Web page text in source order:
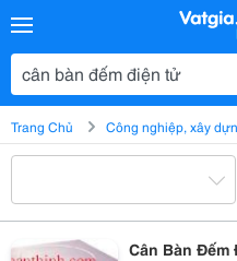
Trang Chủ Công nghiệp, xây
Cân Bàn Đếm